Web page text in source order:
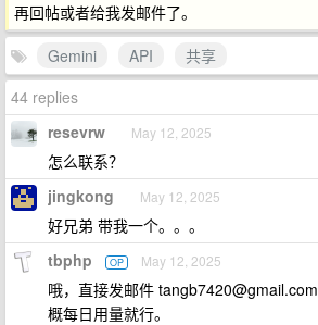
再回帖或者给我发邮件了。
Gemini
API
共享
44 replies
resevrw May 12, 2025
怎么联系？
jingkong May 12, 2025
好兄弟 带我一个。。。
tbphp OP May 12, 2025
哦，直接发邮件 tangb7420@gmail.com
概每日用量就行。